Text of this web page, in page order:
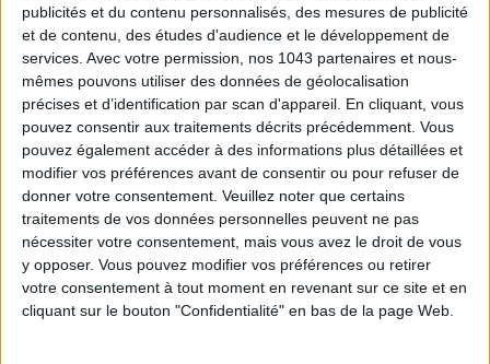
publicités et du contenu personnalisés, des mesures de publicité
et de contenu, des études d'audience et le développement de
services. Avec votre permission, nos 1043 partenaires et nous-
mêmes pouvons utiliser des données de géolocalisation
précises et d’identification par scan d'appareil. En cliquant, vous
pouvez consentir aux traitements décrits précédemment. Vous
pouvez également accéder à des informations plus détaillées et
modifier vos préférences avant de consentir ou pour refuser de
donner votre consentement. Veuillez noter que certains
traitements de vos données personnelles peuvent ne pas
nécessiter votre consentement, mais vous avez le droit de vous
y opposer. Vous pouvez modifier vos préférences ou retirer
votre consentement à tout moment en revenant sur ce site et en
cliquant sur le bouton "Confidentialité" en bas de la page Web.
AUTRES SUGGESTIONS
LES MEILLEURS HÔTELS POUR UN WEEK-
END SPA ET GASTRONOMIE
LES (VRAIES) BONNES
CONNAÎTRE AUTOUR DE LA TOUR